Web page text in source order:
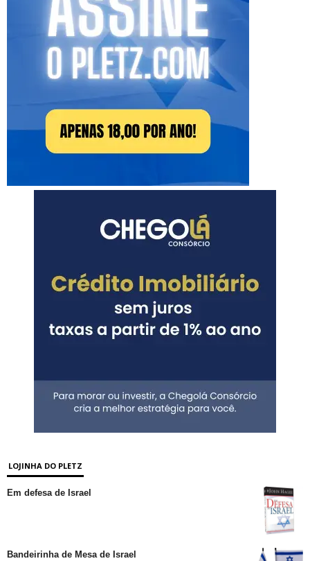
LOJINHA DO PLETZ
Em defesa de Israel
Bandeirinha de Mesa de Israel